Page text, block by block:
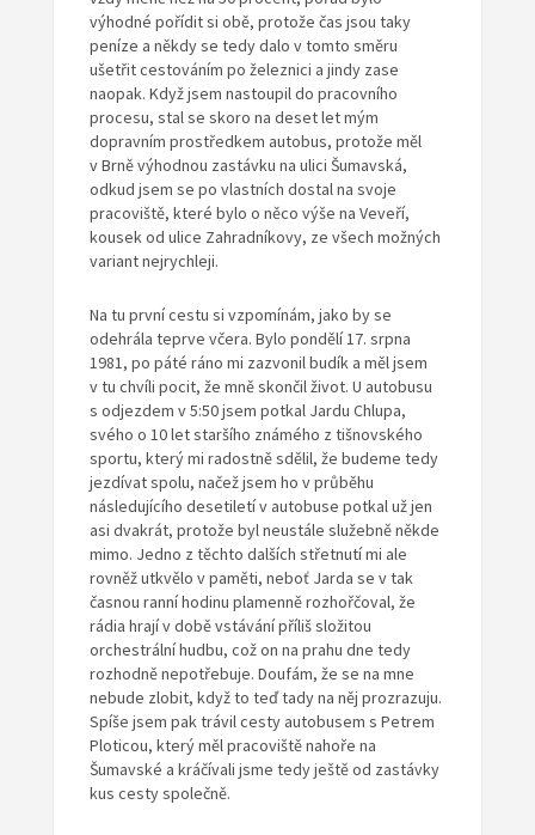
výhodné pořídit si obě, protože čas jsou taky
peníze a někdy se tedy dalo v tomto směru
ušetřit cestováním po železnici a jindy zase
naopak. Když jsem nastoupil do pracovního
procesu, stal se skoro na deset let mým
dopravním prostředkem autobus, protože měl
v Brně výhodnou zastávku na ulici Šumavská,
odkud jsem se po vlastních dostal na svoje
pracoviště, které bylo o něco výše na Veveří,
kousek od ulice Zahradníkovy, ze všech možných
variant nejrychleji.
Na tu první cestu si vzpomínám, jako by se
odehrála teprve včera. Bylo pondělí 17. srpna
1981, po páté ráno mi zazvonil budík a měl jsem
v tu chvíli pocit, že mně skončil život. U autobusu
s odjezdem v 5:50 jsem potkal Jardu Chlupa,
svého o 10 let staršího známého z tišnovského
sportu, který mi radostně sdělil, že budeme tedy
jezdívat spolu, načež jsem ho v průběhu
následujícího desetiletí v autobuse potkal už jen
asi dvakrát, protože byl neustále služebně někde
mimo. Jedno z těchto dalších střetnutí mi ale
rovněž utkvělo v paměti, neboť Jarda se v tak
časnou ranní hodinu plamenně rozhořčoval, že
rádia hrají v době vstávání příliš složitou
orchestrální hudbu, což on na prahu dne tedy
rozhodně nepotřebuje. Doufám, že se na mne
nebude zlobit, když to teď tady na něj prozrazuju.
Spíše jsem pak trávil cesty autobusem s Petrem
Ploticou, který měl pracoviště nahoře na
Šumavské a kráčívali jsme tedy ještě od zastávky
kus cesty společně.